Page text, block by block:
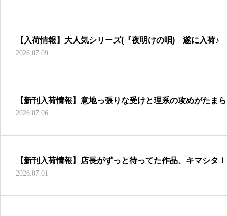
【入荷情報】大人気シリーズ(『夜明けの唄) 遂に入荷♪
2026.07.09
【新刊入荷情報】意地っ張りな受けと理系の攻めがたま
ー！
2026.07.06
【新刊入荷情報】店長がずっと待ってた作品、キマシタ！
2026.07.01